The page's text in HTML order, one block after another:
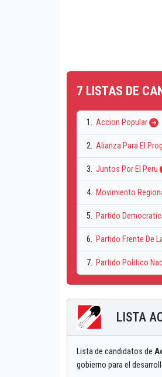
7 LISTAS DE
1. Accion Popular
2. Alianza Para El
3. Juntos Por El Peru
4. Movimiento
5. Partido
6. Partido Frente De
7. Partido Politico
LISTA
Lista de candidatos de
gobierno para el